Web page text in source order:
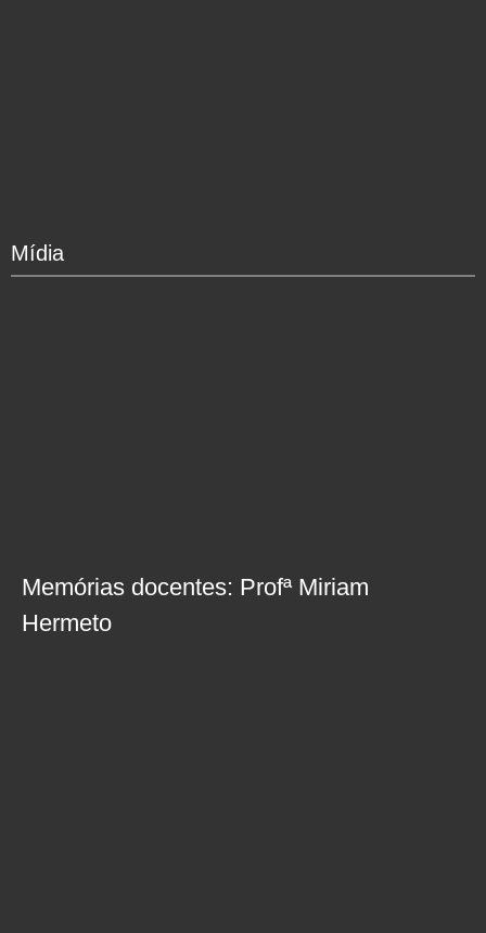
Mídia
Memórias docentes: Profª Miriam
Hermeto